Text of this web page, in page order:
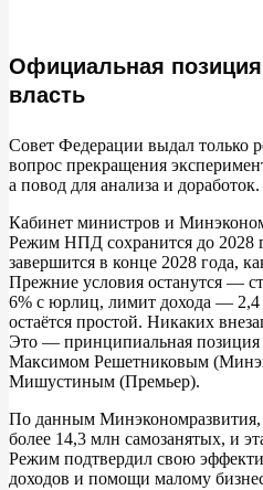
Гражданско-правовые
Таблица сравнения
Сроки действия и ключевые
Что происходит в регионах
Заключение: практические
FAQ
Официальная
власть
Совет Федерации выдал только
вопрос прекращения
а повод для анализа и доработок.
Кабинет министров и
Режим НПД сохранится до 2028
завершится в конце 2028 года,
Прежние условия останутся —
6% с юрлиц, лимит дохода —
остаётся простой. Никаких
Это — принципиальная позиция
Максимом Решетниковым
Мишустиным (Премьер).
По данным Минэкономразвития,
более 14,3 млн самозанятых, и
Режим подтвердил свою
доходов и помощи малому